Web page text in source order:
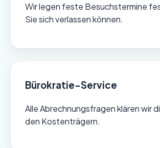
Wir legen feste Besuchstermine
Sie sich verlassen können.
Bürokratie-Service
Alle Abrechnungsfragen klären wir
den Kostenträgern.